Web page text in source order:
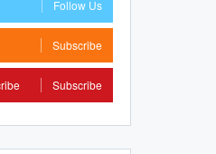
Follow Us
Subscribe
Subscribe